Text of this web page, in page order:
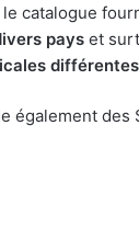
le catalogue
payset
différentes
également des